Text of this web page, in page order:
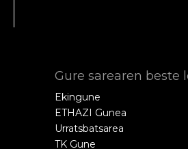
Gure sarearen beste
Ekingune
ETHAZI Gunea
Urratsbatsarea
TK Gune